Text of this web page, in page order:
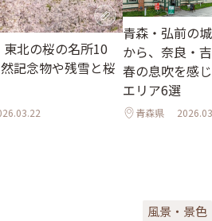
東北の桜の名所10
記念物や残雪と桜
青森・弘前の
から、奈良・
春の息吹を感
エリア6選
青森県
風景・景色